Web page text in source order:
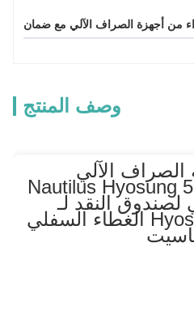
من أجهزة الصراف الآلي مع ضمان
وصف المنتج
الصراف الآلي
4310000187 Nautilus
لصندوق النقد لـ
Hyosung 4310000187 الغطاء السفلي